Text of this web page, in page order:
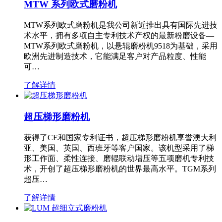
MTW 系列欧式磨粉机
MTW系列欧式磨粉机是我公司新近推出具有国际先进技
术水平，拥有多项自主专利技术产权的最新粉磨设备—
MTW系列欧式磨粉机，以悬辊磨粉机9518为基础，采用
欧洲先进制造技术，它能满足客户对产品粒度、性能
可…
了解详情
超压梯形磨粉机
获得了CE和国家专利证书，超压梯形磨粉机享誉澳大利
亚、美国、英国、西班牙等客户国家。该机型采用了梯
形工作面、柔性连接、磨辊联动增压等五项磨机专利技
术，开创了超压梯形磨粉机的世界最高水平。TGM系列
超压…
了解详情